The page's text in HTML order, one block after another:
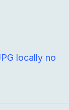
locally no